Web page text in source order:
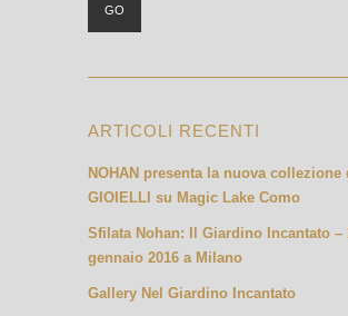
ARTICOLI RECENTI
NOHAN presenta la nuova collezione
GIOIELLI su Magic Lake Como
Sfilata Nohan: Il Giardino Incantato –
gennaio 2016 a Milano
Gallery Nel Giardino Incantato